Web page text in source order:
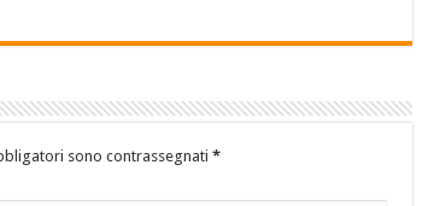
sono contrassegnati *